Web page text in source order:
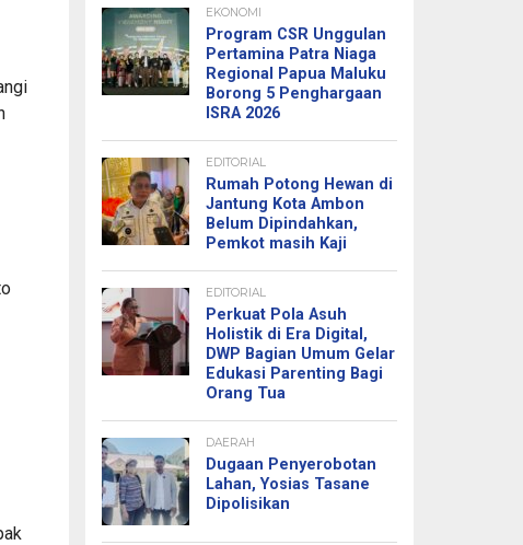
EKONOMI
Program CSR Unggulan
Pertamina Patra Niaga
Regional Papua Maluku
Borong 5 Penghargaan
ISRA 2026
EDITORIAL
Rumah Potong Hewan di
Jantung Kota Ambon
Belum Dipindahkan,
Pemkot masih Kaji
EDITORIAL
Perkuat Pola Asuh
Holistik di Era Digital,
DWP Bagian Umum Gelar
Edukasi Parenting Bagi
Orang Tua
DAERAH
Dugaan Penyerobotan
Lahan, Yosias Tasane
Dipolisikan